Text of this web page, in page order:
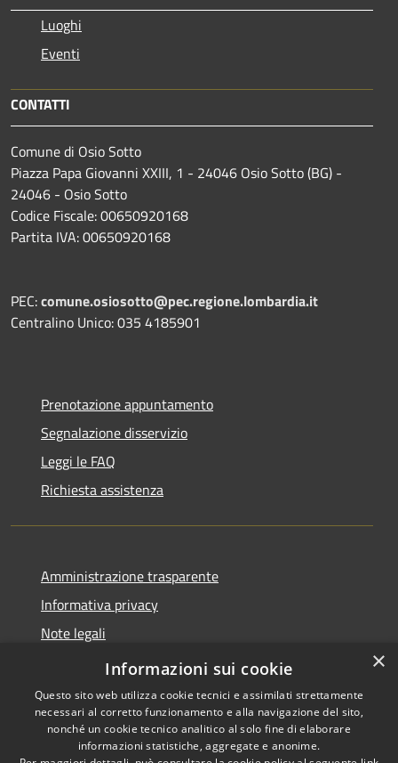
Luoghi
Eventi
CONTATTI
Comune di Osio Sotto
Piazza Papa Giovanni XXIII, 1 - 24046 Osio Sotto (BG) -
24046 - Osio Sotto
Codice Fiscale: 00650920168
Partita IVA: 00650920168
PEC:comune.osiosotto@pec.regione.lombardia.it
Centralino Unico: 035 4185901
Prenotazione appuntamento
Segnalazione disservizio
Leggi le FAQ
Richiesta assistenza
Amministrazione trasparente
Informativa privacy
Note legali
Dichiarazione di accessibilità 2025
Copyright © 2026 • Comune di
×
Informazioni sui cookie
Questo sito web utilizza cookie tecnici e assimilati strettamente
necessari al corretto funzionamento e alla navigazione del sito,
nonché un cookie tecnico analitico al solo fine di elaborare
informazioni statistiche, aggregate e anonime.